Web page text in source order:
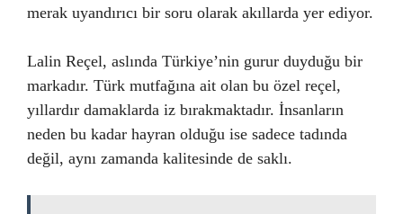
merak uyandırıcı bir soru olarak akıllarda yer ediyor.
Lalin Reçel, aslında Türkiye’nin gurur duyduğu bir
markadır. Türk mutfağına ait olan bu özel reçel,
yıllardır damaklarda iz bırakmaktadır. İnsanların
neden bu kadar hayran olduğu ise sadece tadında
değil, aynı zamanda kalitesinde de saklı.